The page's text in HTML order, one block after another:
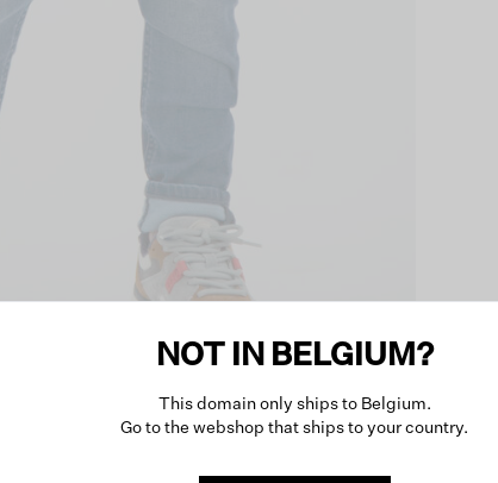
NOT IN BELGIUM?
This domain only ships to Belgium.
Go to the webshop that ships to your country.